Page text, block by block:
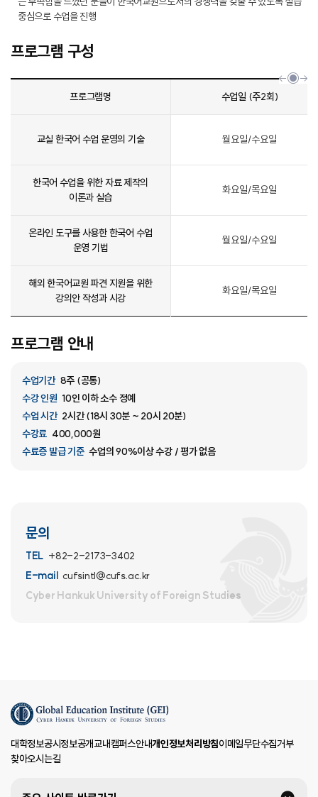
중심으로 수업을 진행
프로그램 구성
프로그램명 수업일 (주2회)
교실 한국어 수업 운영의 기술 월요일/수요일
한국어 수업을 위한 자료 제작의
이론과 실습
화요일/목요일
온라인 도구를 사용한 한국어 수업
운영 기법
월요일/수요일
해외 한국어교원 파견 지원을 위한
강의안 작성과 시강
화요일/목요일
프로그램 안내
수업기간 8주 (공통)
수강 인원 10인 이하 소수 정예
수업 시간 2시간 (18시 30분 ~ 20시 20분)
수강료 400,000원
수료증 발급 기준 수업의 90%이상 수강 / 평가 없음
문의
TEL +82-2-2173-3402
E-mail cufsintl@cufs.ac.kr
Cyber Hankuk University of Foreign Studies
대학정보공시정보공개교내캠퍼스안내개인정보처리방침이메일무단수집거부
찾아오시는길